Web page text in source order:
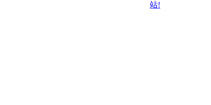
站!